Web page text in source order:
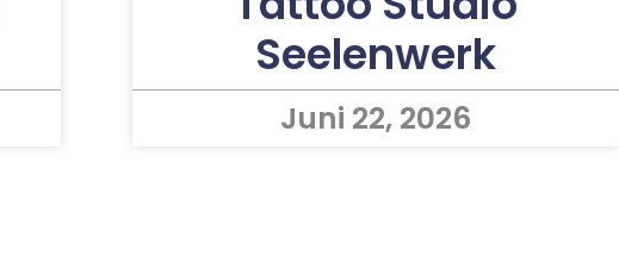
Seelenwerk
Juni 22, 2026